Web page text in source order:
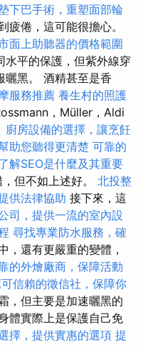
下巴手術，重塑面部輪
疲倦，這可能很擔心。
面上助聽器的價格範圍
水平的保護，但紫外線穿
曬黑。 酒精甚至是香
服務推薦 養生村的照護
，Müller，Aldi
廚房設備的選擇，讓烹飪
助您聽得更清楚 可靠的
解SEO是什麼及其重要
但不如上述好。 北投整
供法律協助 接下來，這
司，提供一流的室內設
尋找專業防水服務，確
，還有更嚴重的變體，
的外燴廠商，保障活動
信賴的徵信社，保障你
，但主要是加速曬黑的
體實際上是保護自己免
擇，提供實惠的選項 提